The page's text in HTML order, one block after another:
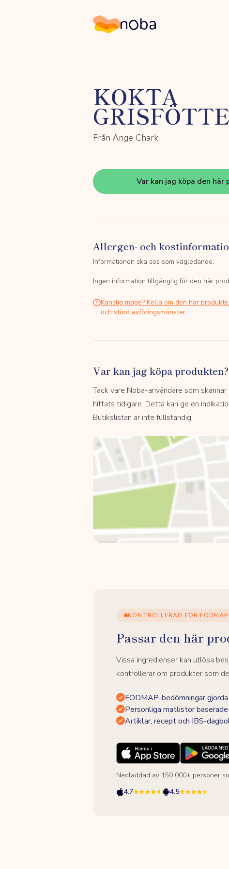
Noba
KOKTA
Från Änge Chark
Var kan jag köpa den här
Allergen- och
Informationen ska ses som vägledande.
Ingen information tillgänglig för den här
Känslig mage? Kolla om den här
och störd avföringsmönster.
Var kan jag köpa produkten?
Tack vare Noba-användare som
hittats tidigare. Detta kan ge en
Butikslistan är inte fullständig.
KONTROLLERAD FÖR
Passar den här
Vissa ingredienser kan utlösa
kontrollerar om produkter som
FODMAP-bedömningar
Personliga matlistor
Artiklar, recept och IBS-
Nedladdad av 150 000+ personer
4.7
4.5